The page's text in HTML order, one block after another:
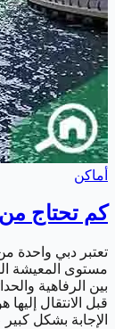
أماكن
كم تحتاج
تعتبر دبي واحدة
مستوى المعيشة
بين الرفاهية
قبل الانتقال
الإجابة بشكل